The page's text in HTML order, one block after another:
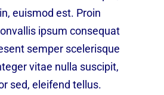
euismod est. Proin
ipsum consequat
semper scelerisque
vitae nulla suscipit,
sed, eleifend tellus.